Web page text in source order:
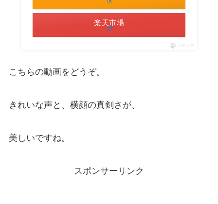
楽天市場
ポチップ
こちらの動画をどうぞ。
きれいな声と、横顔の真剣さが、
美しいですね。
スポンサーリンク